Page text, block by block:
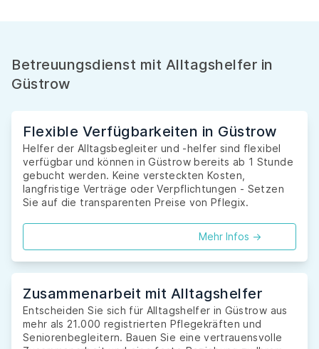
Betreuungsdienst mit Alltagshelfer in
Güstrow
Flexible Verfügbarkeiten in Güstrow
Helfer der Alltagsbegleiter und -helfer sind flexibel
verfügbar und können in Güstrow bereits ab 1 Stunde
gebucht werden. Keine versteckten Kosten,
langfristige Verträge oder Verpflichtungen - Setzen
Sie auf die transparenten Preise von Pflegix.
Mehr Infos ->
Zusammenarbeit mit Alltagshelfer
Entscheiden Sie sich für Alltagshelfer in Güstrow aus
mehr als 21.000 registrierten Pflegekräften und
Seniorenbegleitern. Bauen Sie eine vertrauensvolle